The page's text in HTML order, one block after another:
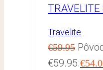
Travelite
€59.95
€59.95.€